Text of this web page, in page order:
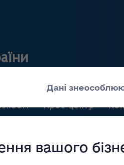
Прес-центр
лікарських
Ринковий